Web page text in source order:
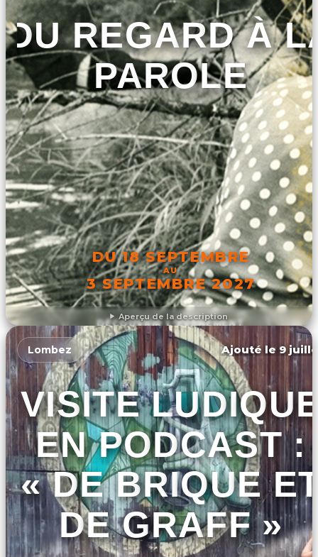
Aperçu de la description
DU REGARD À
PAROLE
DU 18 SEPTEMBRE
AU
3 SEPTEMBRE 2027
DÉCOUVRIR L'ÉVÉNEMENT
Lombez Ajouté le 9
VISITE
EN PODCAST :
« DE BRIQUE
DE GRAFF »